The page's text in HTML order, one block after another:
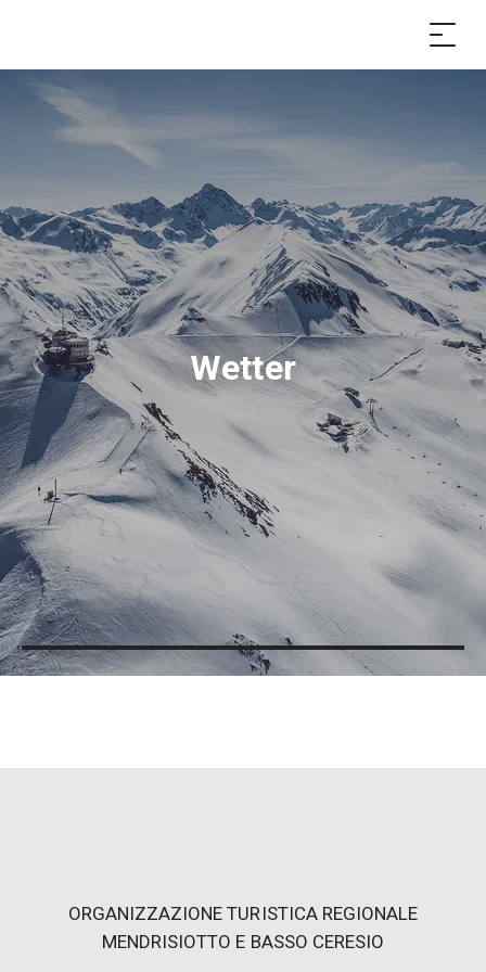
Wetter
ORGANIZZAZIONE TURISTICA REGIONALE
MENDRISIOTTO E BASSO CERESIO